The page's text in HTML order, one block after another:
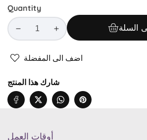
Quantity
Decrease
for
الله
Increase
for
الله
السلة
اضف الى المفضلة
شارك هذا المنتج
أوقات العمل